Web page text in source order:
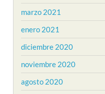
marzo 2021
enero 2021
diciembre 2020
noviembre 2020
agosto 2020